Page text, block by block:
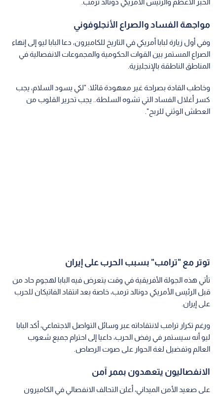
مواجهة الفساد والصراع الأنجلوفوني
وفي أول زيارة لبابا أمريكي في التاريخ للكاميرون، دعا البابا ليو إلى إنهاء
الصراع المستمر بين القوات الحكومية والمجموعات الانفصالية في
المناطق الناطقة بالإنجليزية.
وخاطب القادة بصراحة غير معهودة قائلا: "لكي يسود السلام، يجب
كسر أغلال الفساد التي تشوه السلطة.. يجب تحرير القلوب من
العطش الوثني للربح".
توتر مع "ترامب" بسبب الحرب على إيران
تأتي هذه الجولة الأفريقية في وقت يتعرض فيه البابا لهجوم حاد من
قبل الرئيس الأمريكي دونالد ترمب، خاصة بعد انتقاد الفاتيكان للحرب
على إيران.
ورغم تكرار ترامب لانتقاداته عبر وسائل التواصل الاجتماعي، أكد البابا
ليو أنه سيستمر في رفض الحرب، داعيا إلى احترام جميع شعوب
العالم وتفضيل لغة الحوار على صوت الرصاص.
الانفصاليون يتعهدون بممر آمن
على صعيد الأمن الميداني، أعلن التحالف الانفصالي في الكاميرون